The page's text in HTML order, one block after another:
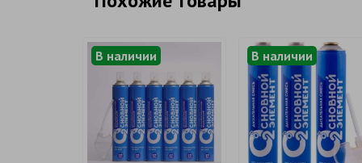
В наличии В наличии